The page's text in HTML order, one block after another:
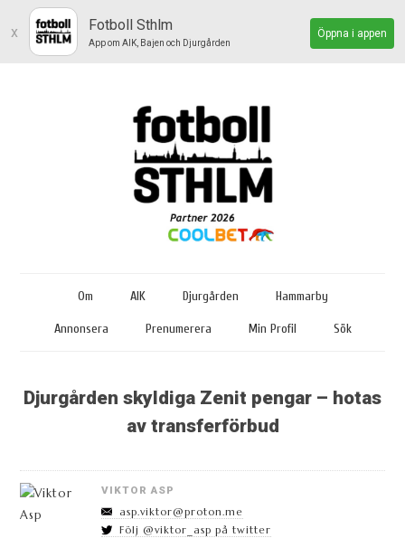
x Fotboll Sthlm
App om AIK, Bajen och Djurgården
Öppna i appen
Om AIK Djurgården Hammarby
Annonsera Prenumerera Min Profil Sök
Djurgården skyldiga Zenit pengar – hotas
av transferförbud
VIKTOR ASP
asp.viktor@proton.me
Följ @viktor_asp på twitter